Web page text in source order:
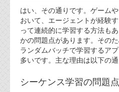
はい、その通りです。ゲーム
おいて、エージェントが経験
って連続的に学習する方法も
かの問題点があります。その
ランダムバッチで学習するア
多いです。主な理由は以下の通
シーケンス学習の問題点